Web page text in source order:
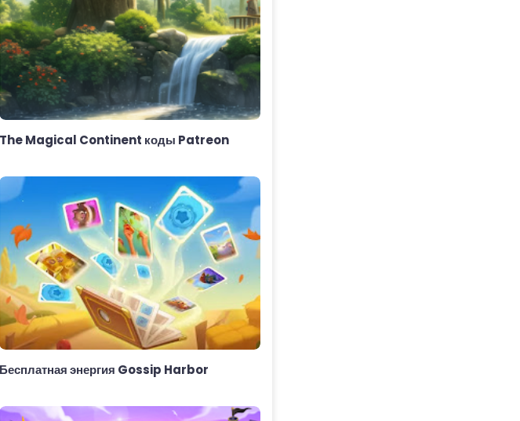
The Magical Continent коды Patreon
Бесплатная энергия Gossip Harbor